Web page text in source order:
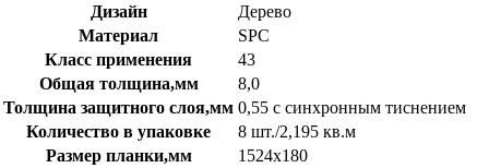
Дизайн
Дерево
Материал
SPC
Класс применения
43
Общая толщина,мм
8,0
Толщина защитного слоя,мм 0,55 с синхронным тиснением
Количество в упаковке
8 шт./2,195 кв.м
Размер планки,мм
1524х180